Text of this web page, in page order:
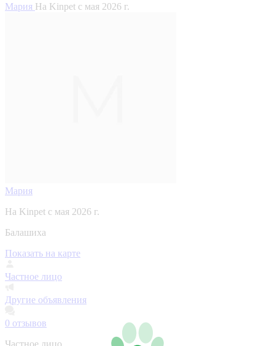
Мария На Kinpet c мая 2026 г.
Мария
На Kinpet c мая 2026 г.
Балашиха
Показать на карте
Частное лицо
Другие объявления
0 отзывов
Частное лицо